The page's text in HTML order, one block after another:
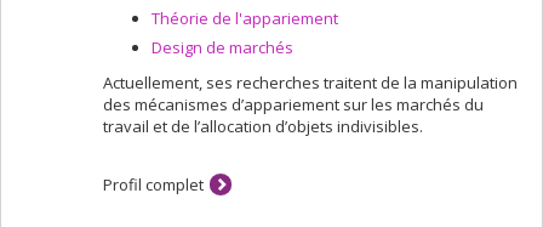
Théorie de l'appariement
Design de marchés
Actuellement, ses recherches traitent de la manipulation
des mécanismes d’appariement sur les marchés du
travail et de l’allocation d’objets indivisibles.
Profil complet